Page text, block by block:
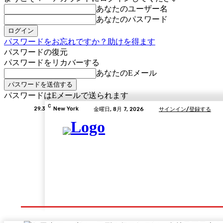
あなたのユーザー名
あなたのパスワード
パスワードをお忘れですか？助けを得ます
パスワードの復元
パスワードをリカバーする
あなたのEメール
パスワードはEメールで送られます
29.3 C New York 金曜日, 8月 7, 2026 サインイン/登録する